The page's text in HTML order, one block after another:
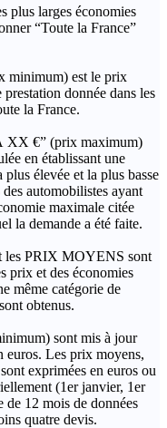
plus larges économies
“Toute la France”
minimum) est le prix
donnée dans les
la France.
XX €” (prix maximum)
en établissant une
élevée et la plus basse
automobilistes ayant
maximale citée
la demande a été faite.
PRIX MOYENS sont
prix et des économies
même catégorie de
obtenus.
sont mis à jour
euros. Les prix moyens,
exprimées en euros ou
(1er janvier, 1er
12 mois de données
quatre devis.